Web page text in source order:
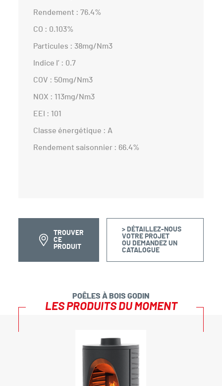
Rendement : 76.4%
CO : 0.103%
Particules : 38mg/Nm3
Indice I’ : 0.7
COV : 50mg/Nm3
NOX : 113mg/Nm3
EEI : 101
Classe énergétique : A
Rendement saisonnier : 66.4%
TROUVER
CE
PRODUIT
> DÉTAILLEZ-NOUS
VOTRE PROJET
OU DEMANDEZ UN
CATALOGUE
POÊLES À BOIS GODIN
LES PRODUITS DU MOMENT